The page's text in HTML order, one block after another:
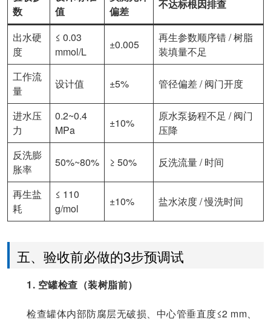
数
值
偏差
不达标根因排查
出水硬
度
≤ 0.03
mmol/L
±0.005
再生参数顺序错 / 树脂
装填量不足
工作流
量
设计值 ±5% 管径偏差 / 阀门开度
进水压
力
0.2~0.4
MPa
±10%
原水泵扬程不足 / 阀门
压降
反洗膨
胀率
50%~80% ≥ 50% 反洗流量 / 时间
再生盐
耗
≤ 110
g/mol
±10% 盐水浓度 / 慢洗时间
五、验收前必做的3步预调试
1. 空罐检查（装树脂前）
检查罐体内部防腐层无破损、中心管垂直度≤2 mm、